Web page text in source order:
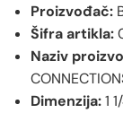
Proizvođač:
Šifra artikla:
Naziv
Dimenzija:1